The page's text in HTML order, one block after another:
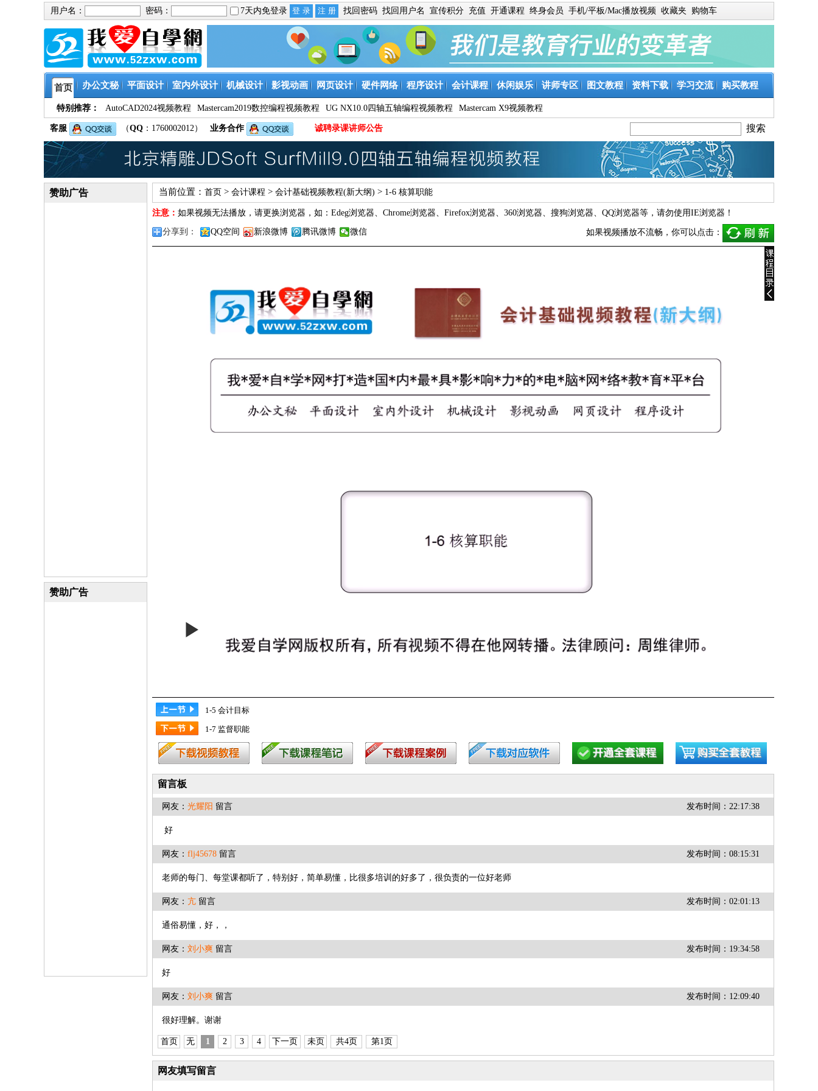
用户名： 密码： 7天内免登录 找回密码 找回用户名 宣传积分 充值 开通课程 终身会员 手机/平板/Mac播放视频 收藏夹 购物车
首页 办公文秘 平面设计 室内外设计 机械设计 影视动画 网页设计 硬件网络 程序设计 会计课程 休闲娱乐 讲师专区 图文教程 资料下载 学习交流 购买教程
特别推荐： AutoCAD2024视频教程 Mastercam2019数控编程视频教程 UG NX10.0四轴五轴编程视频教程 Mastercam X9视频教程
客服 （QQ ：1760002012） 业务合作 诚聘录课讲师公告
赞助广告
赞助广告
当前位置： 首页 > 会计课程 > 会计基础视频教程(新大纲) > 1-6 核算职能
注意： 如果视频无法播放，请更换浏览器，如： Edeg浏览器、 Chrome浏览器、 Firefox浏览器、 360浏览器、 搜狗浏览器、 QQ浏览器等，请勿使用IE浏览器！
分享到： QQ空间 新浪微博 腾讯微博 微信 如果视频播放不流畅，你可以点击：
1-5 会计目标
1-7 监督职能
留言板
网友： 光耀阳 留言 发布时间：22:17:38
好
网友： flj45678 留言 发布时间：08:15:31
老师的每门、每堂课都听了，特别好，简单易懂，比很多培训的好多了，很负责的一位好老师
网友： 亢 留言 发布时间：02:01:13
通俗易懂，好，，
网友： 刘小爽 留言 发布时间：19:34:58
好
网友： 刘小爽 留言 发布时间：12:09:40
很好理解。谢谢
首页 无 1 2 3 4 下一页 未页 共4页 第1页
网友填写留言